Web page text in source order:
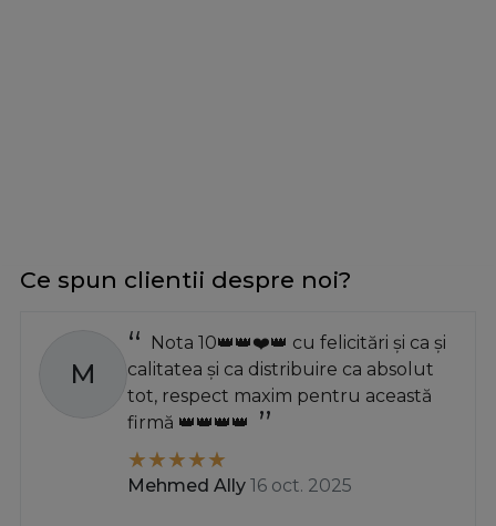
Ce spun clientii despre noi?
M
Nota 10👑👑❤️👑 cu felicitări și ca și
calitatea și ca distribuire ca absolut
tot, respect maxim pentru această
firmă 👑👑👑👑
Mehmed Ally 16 oct. 2025